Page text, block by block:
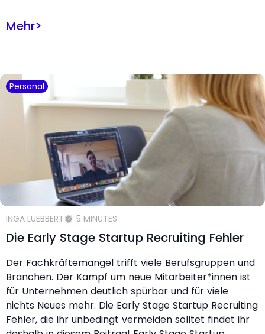
Mehr>
Personal
INGA LUEBBERT 5 MINUTES
Die Early Stage Startup Recruiting Fehler
Der Fachkräftemangel trifft viele Berufsgruppen und
Branchen. Der Kampf um neue Mitarbeiter*innen ist
für Unternehmen deutlich spürbar und für viele
nichts Neues mehr. Die Early Stage Startup Recruiting
Fehler, die ihr unbedingt vermeiden solltet findet ihr